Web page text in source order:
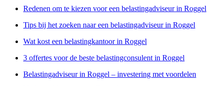
Redenen om te kiezen voor een belastingadviseur in Roggel
Tips bij het zoeken naar een belastingadviseur in Roggel
Wat kost een belastingkantoor in Roggel
3 offertes voor de beste belastingconsulent in Roggel
Belastingadviseur in Roggel – investering met voordelen